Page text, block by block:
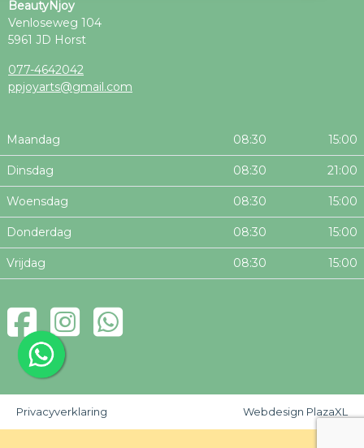
BeautyNjoy
Venloseweg 104
5961 JD Horst
077-4642042
ppjoyarts@gmail.com
Maandag 08:30 15:00
Dinsdag 08:30 21:00
Woensdag 08:30 15:00
Donderdag 08:30 15:00
Vrijdag 08:30 15:00
Privacyverklaring Webdesign PlazaXL